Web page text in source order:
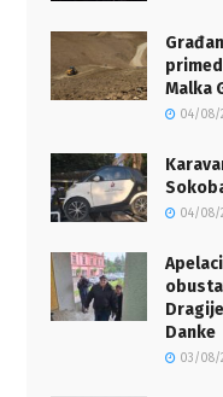
Malka
04/08/
04/08/
Danke
03/08/